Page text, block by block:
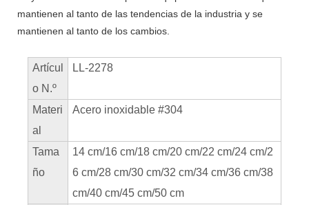
mantienen al tanto de las tendencias de la industria y se
mantienen al tanto de los cambios.
Artícul
o N.º
LL-2278
Materi
al
Acero inoxidable #304
Tama
ño
14 cm/16 cm/18 cm/20 cm/22 cm/24 cm/2
6 cm/28 cm/30 cm/32 cm/34 cm/36 cm/38
cm/40 cm/45 cm/50 cm